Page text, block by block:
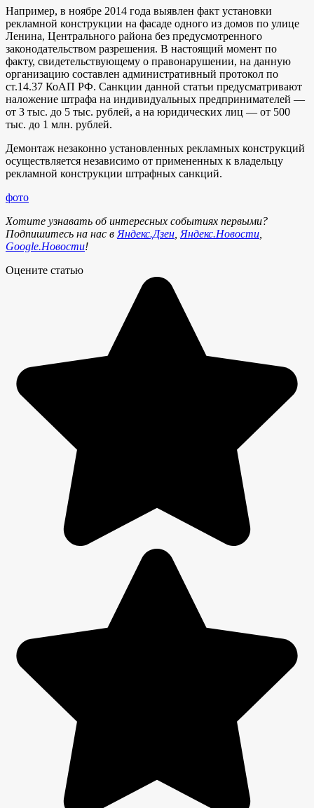
Например, в ноябре 2014 года выявлен факт установки
рекламной конструкции на фасаде одного из домов по улице
Ленина, Центрального района без предусмотренного
законодательством разрешения. В настоящий момент по
факту, свидетельствующему о правонарушении, на данную
организацию составлен административный протокол по
ст.14.37 КоАП РФ. Санкции данной статьи предусматривают
наложение штрафа на индивидуальных предпринимателей —
от 3 тыс. до 5 тыс. рублей, а на юридических лиц — от 500
тыс. до 1 млн. рублей.
Демонтаж незаконно установленных рекламных конструкций
осуществляется независимо от примененных к владельцу
рекламной конструкции штрафных санкций.
фото
Хотите узнавать об интересных событиях первыми?
Подпишитесь на нас в Яндекс.Дзен Яндекс.Новости
Google.Новости!
Оцените статью